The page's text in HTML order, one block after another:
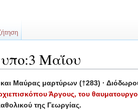
Μαΐου
Μαύρας μαρτύρων (†283) ·
Άργους, του
της Γεωργίας.